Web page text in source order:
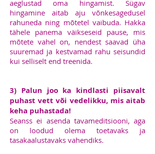
aeglustad oma hingamist. Sügav
hingamine aitab aju võnkesagedusel
rahuneda ning mõtetel vaibuda. Hakka
tähele panema väikseseid pause, mis
mõtete vahel on, nendest saavad üha
suuremad ja kestvamad rahu seisundid
kui selliselt end treenida.
3) Palun joo ka kindlasti piisavalt
puhast vett või vedelikku, mis aitab
keha puhastada!
Seanss ei asenda tavameditsiooni, aga
on loodud olema toetavaks ja
tasakaalustavaks vahendiks.